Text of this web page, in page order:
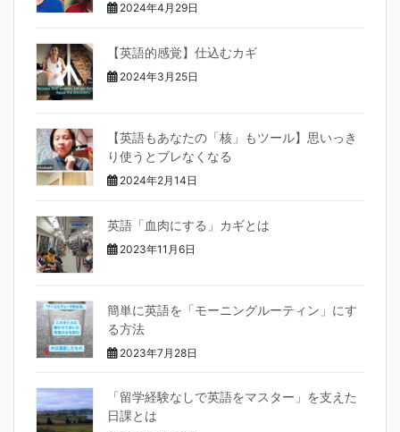
2024年4月29日
【英語的感覚】仕込むカギ
2024年3月25日
【英語もあなたの「核」もツール】思いっき
り使うとブレなくなる
2024年2月14日
英語「血肉にする」カギとは
2023年11月6日
簡単に英語を「モーニングルーティン」にす
る方法
2023年7月28日
「留学経験なしで英語をマスター」を支えた
日課とは